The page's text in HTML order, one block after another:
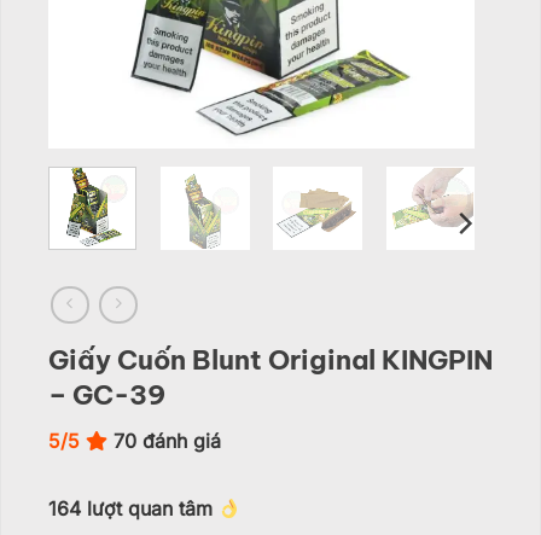
Giấy Cuốn Blunt Original KINGPIN
– GC-39
5/5 70 đánh giá
164 lượt quan tâm